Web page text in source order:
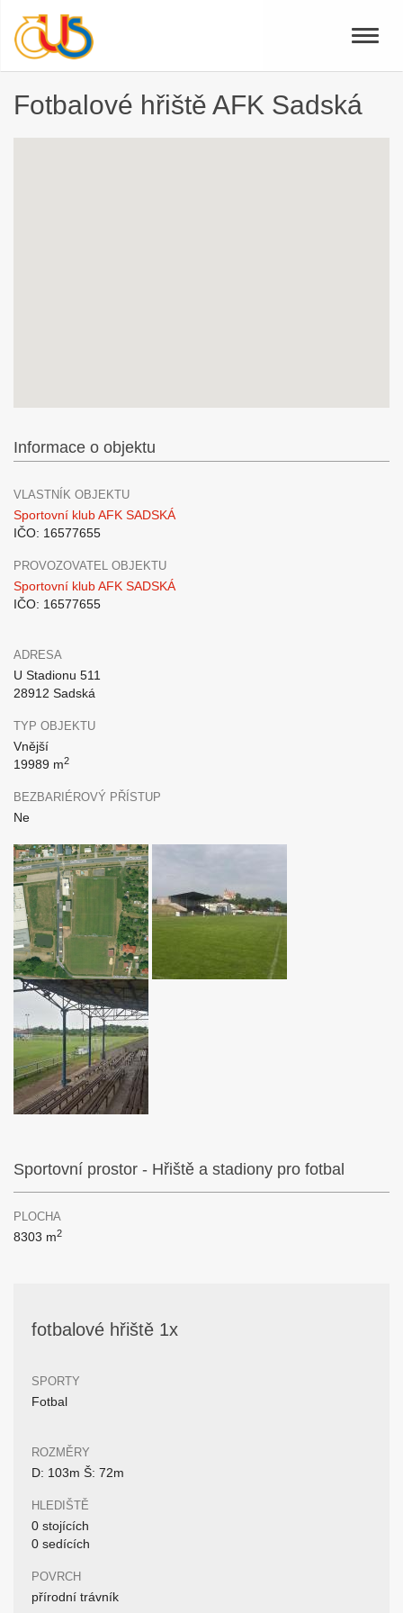
Toggle
Fotbalové hřiště AFK Sadská
Informace o objektu
VLASTNÍK OBJEKTU
Sportovní klub AFK SADSKÁ
IČO: 16577655
PROVOZOVATEL OBJEKTU
Sportovní klub AFK SADSKÁ
IČO: 16577655
ADRESA
U Stadionu 511
28912 Sadská
TYP OBJEKTU
Vnější
19989 m2
BEZBARIÉROVÝ PŘÍSTUP
Ne
Sportovní prostor - Hřiště a stadiony pro fotbal
PLOCHA
8303 m2
fotbalové hřiště 1x
SPORTY
Fotbal
ROZMĚRY
D: 103m Š: 72m
HLEDIŠTĚ
0 stojících
0 sedících
POVRCH
přírodní trávník